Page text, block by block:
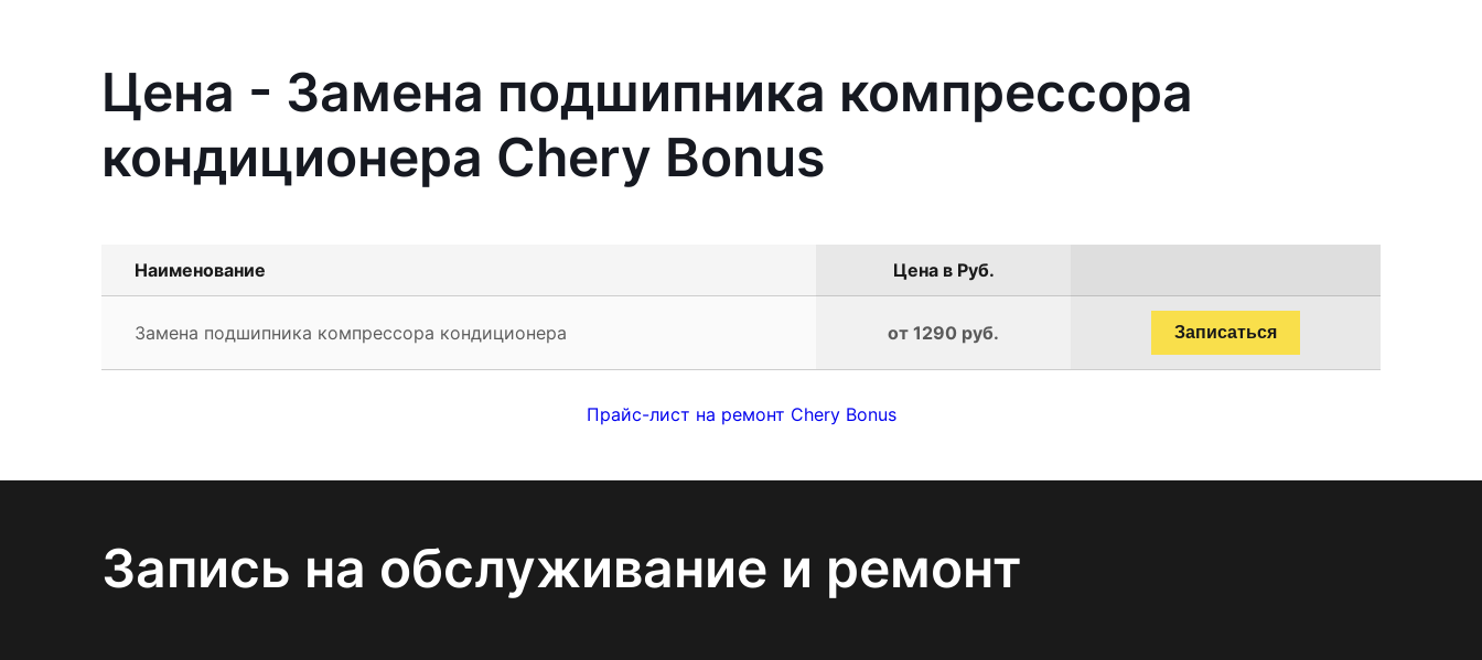
Цена - Замена подшипника компрессора
кондиционера Chery Bonus
Наименование Цена в Руб.
Замена подшипника компрессора кондиционера от 1290 руб. Записаться
Прайс-лист на ремонт Chery Bonus
Запись на обслуживание и ремонт